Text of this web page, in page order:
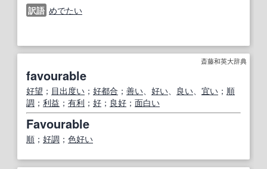
訳語 めでたい
斎藤和英大辞典
favourable
好望 ； 目出度い ； 好都合 ； 善い、 好い、 良い、 宜い ； 順
調 ； 利益 ； 有利 ； 好 ； 良好 ； 面白い
Favourable
順 ； 好調 ； 色好い